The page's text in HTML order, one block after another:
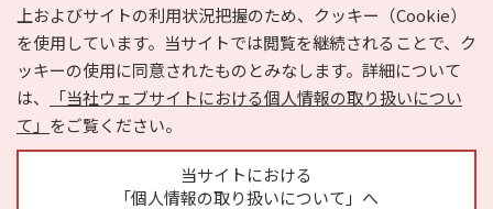
上およびサイトの利用状況把握のため、クッキー（Cookie）
を使用しています。当サイトでは閲覧を継続されることで、ク
ッキーの使用に同意されたものとみなします。詳細について
は、
「当社ウェブサイトにおける個人情報の取り扱いについ
て」 をご覧ください。
当サイトにおける
「個人情報の取り扱いについて」へ
e-NAVITA（イーナビタ）とは？ お気に入り
ヘルプ
利用規約
個人情報の取り扱いについて
運営会社
サイトマップ
広告掲載に関するお問い合わせ